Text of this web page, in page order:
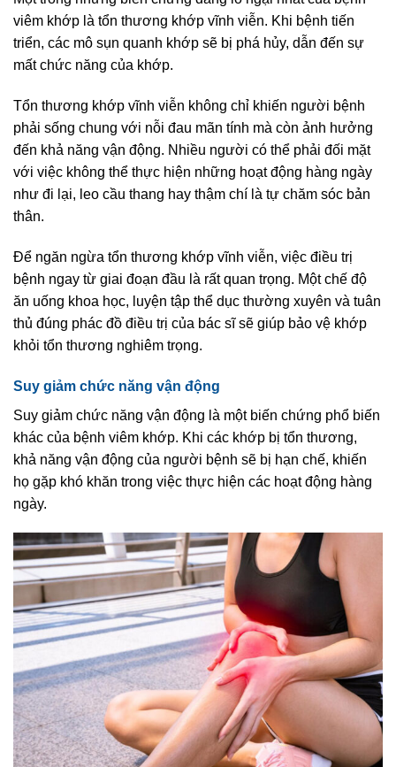
viêm khớp là tổn thương khớp vĩnh viễn. Khi bệnh tiến
triển, các mô sụn quanh khớp sẽ bị phá hủy, dẫn đến sự
mất chức năng của khớp.
Tổn thương khớp vĩnh viễn không chỉ khiến người bệnh
phải sống chung với nỗi đau mãn tính mà còn ảnh hưởng
đến khả năng vận động. Nhiều người có thể phải đối mặt
với việc không thể thực hiện những hoạt động hàng ngày
như đi lại, leo cầu thang hay thậm chí là tự chăm sóc bản
thân.
Để ngăn ngừa tổn thương khớp vĩnh viễn, việc điều trị
bệnh ngay từ giai đoạn đầu là rất quan trọng. Một chế độ
ăn uống khoa học, luyện tập thể dục thường xuyên và tuân
thủ đúng phác đồ điều trị của bác sĩ sẽ giúp bảo vệ khớp
khỏi tổn thương nghiêm trọng.
Suy giảm chức năng vận động
Suy giảm chức năng vận động là một biến chứng phổ biến
khác của bệnh viêm khớp. Khi các khớp bị tổn thương,
khả năng vận động của người bệnh sẽ bị hạn chế, khiến
họ gặp khó khăn trong việc thực hiện các hoạt động hàng
ngày.